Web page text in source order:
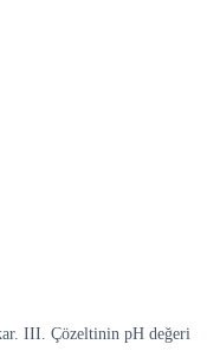
III. Çözeltinin pH değeri